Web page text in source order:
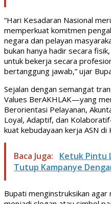
“Hari Kesadaran Nasional
memperkuat komitmen
negara dan pelayan
bukan hanya hadir secara
untuk bekerja secara
bertanggung jawab,” ujar
Sejalan dengan semangat
Values BerAKHLAK—yang
Berorientasi Pelayanan,
Loyal, Adaptif, dan
kuat kebudayaan kerja ASN di
Baca Juga:
Ketuk Pintu
Tutup Kampanye
Bupati menginstruksikan